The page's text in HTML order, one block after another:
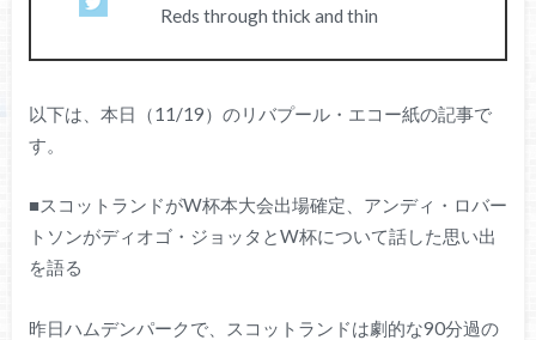
Reds through thick and thin
以下は、本日（11/19）のリバプール・エコー紙の記事で
す。
■スコットランドがW杯本大会出場確定、アンディ・ロバー
トソンがディオゴ・ジョッタとW杯について話した思い出
を語る
昨日ハムデンパークで、スコットランドは劇的な90分過の